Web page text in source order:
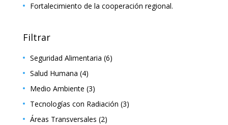
Fortalecimiento de la cooperación regional.
Filtrar
Seguridad Alimentaria (6)
Salud Humana (4)
Medio Ambiente (3)
Tecnologías con Radiación (3)
Áreas Transversales (2)